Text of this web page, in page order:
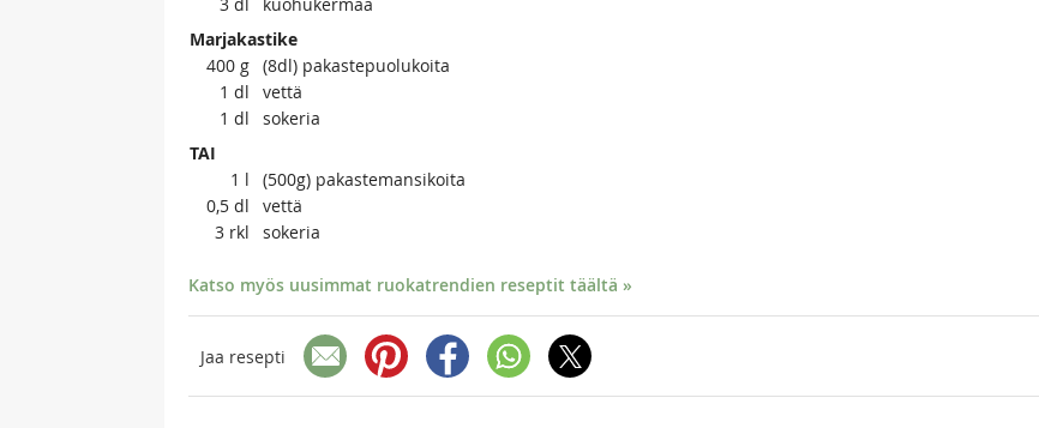
Marjakastike
400 g (8dl) pakastepuolukoita
1 dl
vettä
1 dl
sokeria
TAI
1 l
(500g) pakastemansikoita
0,5 dl
vettä
3 rkl sokeria
Katso myös uusimmat ruokatrendien reseptit täältä »
Jaa resepti